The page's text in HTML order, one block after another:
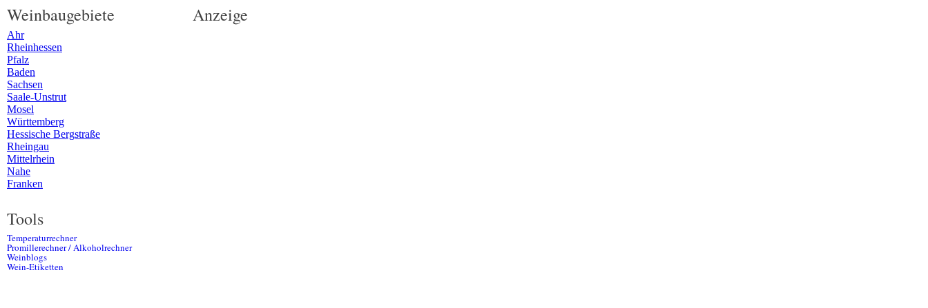
Weinbaugebiete
Ahr
Rheinhessen
Pfalz
Baden
Sachsen
Saale-Unstrut
Mosel
Württemberg
Hessische Bergstraße
Rheingau
Mittelrhein
Nahe
Franken
Tools
Temperaturrechner
Promillerechner / Alkoholrechner
Weinblogs
Wein-Etiketten
Anzeige